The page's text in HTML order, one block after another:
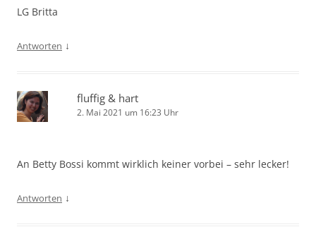
LG Britta
Antworten ↓
fluffig & hart
2. Mai 2021 um 16:23 Uhr
An Betty Bossi kommt wirklich keiner vorbei – sehr lecker!
Antworten ↓